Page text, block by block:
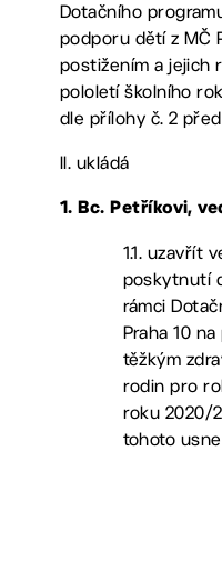
Dotačního
podporu dětí z MČ
postižením a jejich
pololetí školního
dle přílohy č. 2
II. ukládá
1. Bc. Petříkovi,
1.1. uzavřít
poskytnutí
rámci
Praha 10
těžkým
rodin pro
roku 2020/
tohoto